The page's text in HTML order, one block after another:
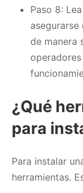
Paso 8:
de manera
¿Qué
para
Para instalar
herramientas.